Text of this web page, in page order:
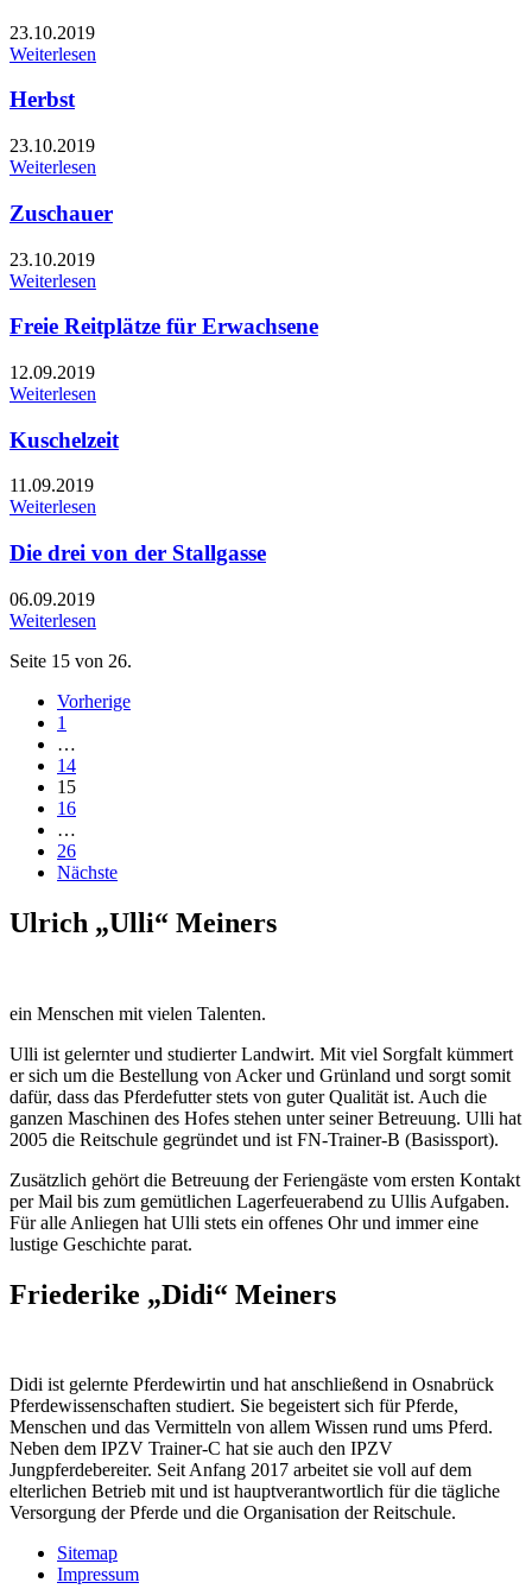
23.10.2019
Weiterlesen
Herbst
23.10.2019
Weiterlesen
Zuschauer
23.10.2019
Weiterlesen
Freie Reitplätze für Erwachsene
12.09.2019
Weiterlesen
Kuschelzeit
11.09.2019
Weiterlesen
Die drei von der Stallgasse
06.09.2019
Weiterlesen
Seite 15 von 26.
Vorherige
1
…
14
15
16
…
26
Nächste
Ulrich „Ulli“ Meiners
ein Menschen mit vielen Talenten.
Ulli ist gelernter und studierter Landwirt. Mit viel Sorgfalt kümmert
er sich um die Bestellung von Acker und Grünland und sorgt somit
dafür, dass das Pferdefutter stets von guter Qualität ist. Auch die
ganzen Maschinen des Hofes stehen unter seiner Betreuung. Ulli hat
2005 die Reitschule gegründet und ist FN-Trainer-B (Basissport).
Zusätzlich gehört die Betreuung der Feriengäste vom ersten Kontakt
per Mail bis zum gemütlichen Lagerfeuerabend zu Ullis Aufgaben.
Für alle Anliegen hat Ulli stets ein offenes Ohr und immer eine
lustige Geschichte parat.
Friederike „Didi“ Meiners
Didi ist gelernte Pferdewirtin und hat anschließend in Osnabrück
Pferdewissenschaften studiert. Sie begeistert sich für Pferde,
Menschen und das Vermitteln von allem Wissen rund ums Pferd.
Neben dem IPZV Trainer-C hat sie auch den IPZV
Jungpferdebereiter. Seit Anfang 2017 arbeitet sie voll auf dem
elterlichen Betrieb mit und ist hauptverantwortlich für die tägliche
Versorgung der Pferde und die Organisation der Reitschule.
Sitemap
Impressum